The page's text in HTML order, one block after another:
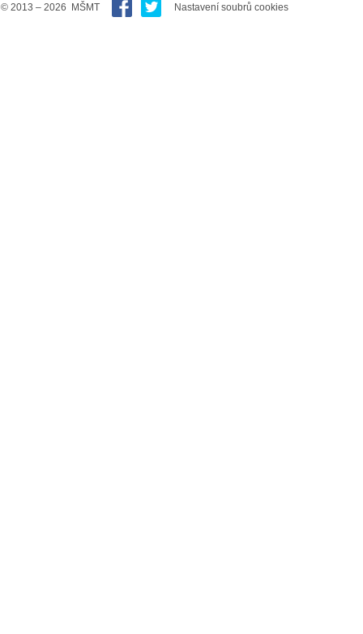
© 2013 – 2026 MŠMT Nastavení soubrů cookies